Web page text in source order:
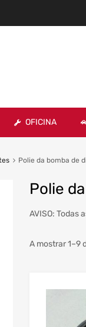
OFICINA
Polie da bomba de
Polie
AVISO: Todas
A mostrar 1–9